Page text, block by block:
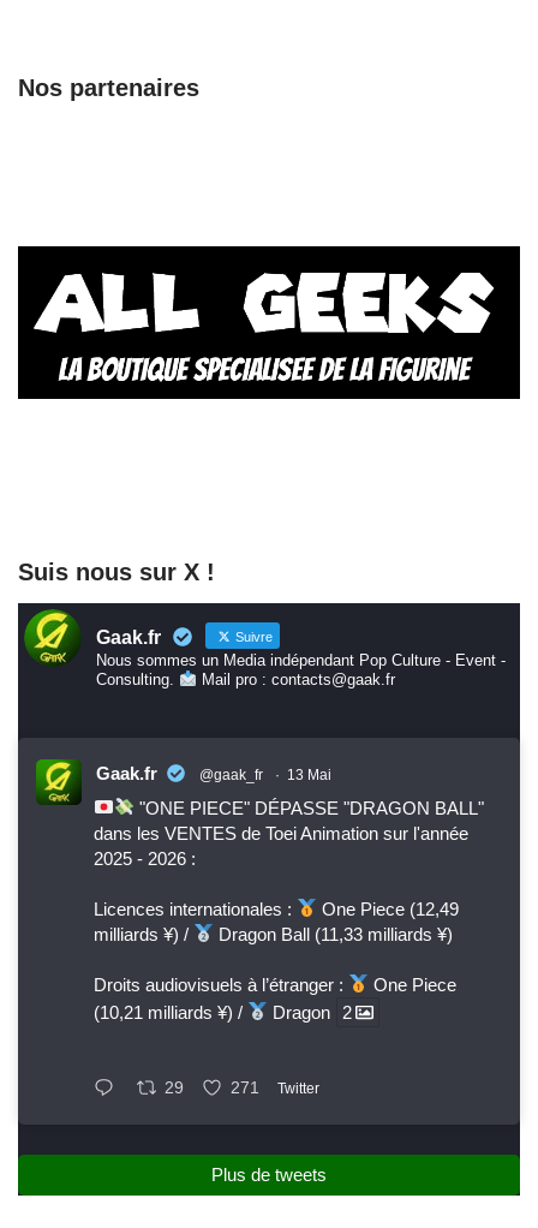
Nos partenaires
Suis nous sur X !
Gaak.fr Suivre
Nous sommes un Media indépendant Pop Culture - Event -
Consulting.
Mail pro : contacts@gaak.fr
Gaak.fr @gaak_fr · 13 Mai
"ONE PIECE" DÉPASSE "DRAGON BALL"
dans les VENTES de Toei Animation sur l'année
2025 - 2026 :
Licences internationales :
One Piece (12,49
milliards ¥) /
Dragon Ball (11,33 milliards ¥)
Droits audiovisuels à l’étranger :
One Piece
(10,21 milliards ¥) /
Dragon 2
29 271 Twitter
Plus de tweets